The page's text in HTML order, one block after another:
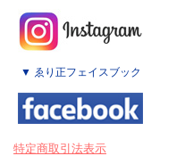
▼ ゑり正フェイスブック
特定商取引法表示